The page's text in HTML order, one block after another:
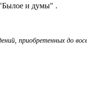
и думы" .
приобретенных до